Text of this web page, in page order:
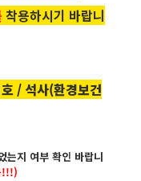
착용하시기 바랍니
/ 석사(환경보건
는지 여부 확인 바랍니
않음!!!)